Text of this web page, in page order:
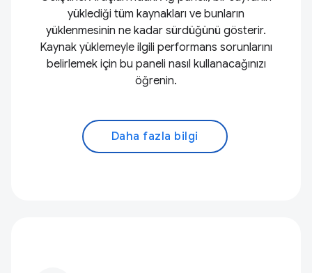
yüklediği tüm kaynakları ve bunların
yüklenmesinin ne kadar sürdüğünü gösterir.
Kaynak yüklemeyle ilgili performans sorunlarını
belirlemek için bu paneli nasıl kullanacağınızı
öğrenin.
Daha fazla bilgi